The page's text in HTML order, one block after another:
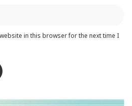
in this browser for the next time I